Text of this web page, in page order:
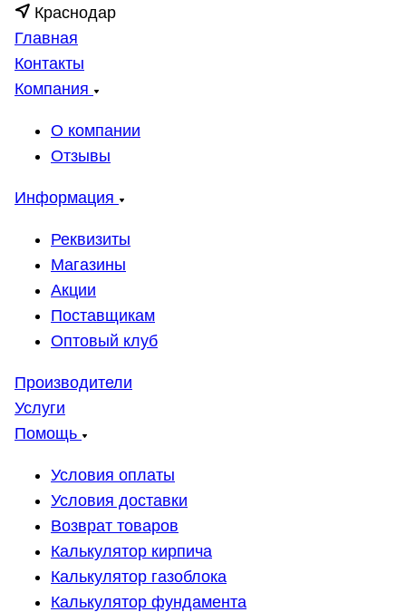
Краснодар
Главная
Контакты
Компания
О компании
Отзывы
Информация
Реквизиты
Магазины
Акции
Поставщикам
Оптовый клуб
Производители
Услуги
Помощь
Условия оплаты
Условия доставки
Возврат товаров
Калькулятор кирпича
Калькулятор газоблока
Калькулятор фундамента